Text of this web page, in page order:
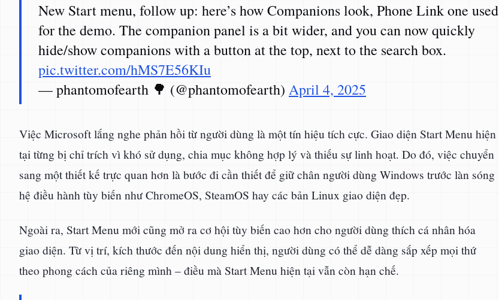
New Start menu, follow up: here’s how Companions look, Phone Link one used
for the demo. The companion panel is a bit wider, and you can now quickly
hide/show companions with a button at the top, next to the search box.
pic.twitter.com/hMS7E56KIu
— phantomofearth 🌳 (@phantomofearth) April 4, 2025
Việc Microsoft lắng nghe phản hồi từ người dùng là một tín hiệu tích cực. Giao diện Start Menu hiện
tại từng bị chỉ trích vì khó sử dụng, chia mục không hợp lý và thiếu sự linh hoạt. Do đó, việc chuyển
sang một thiết kế trực quan hơn là bước đi cần thiết để giữ chân người dùng Windows trước làn sóng
hệ điều hành tùy biến như ChromeOS, SteamOS hay các bản Linux giao diện đẹp.
Ngoài ra, Start Menu mới cũng mở ra cơ hội tùy biến cao hơn cho người dùng thích cá nhân hóa
giao diện. Từ vị trí, kích thước đến nội dung hiển thị, người dùng có thể dễ dàng sắp xếp mọi thứ
theo phong cách của riêng mình – điều mà Start Menu hiện tại vẫn còn hạn chế.